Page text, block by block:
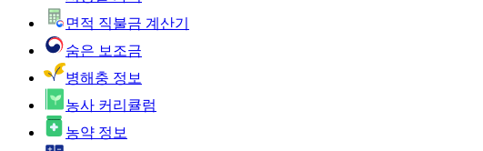
면적 직불금 계산기
숨은 보조금
병해충 정보
농사 커리큘럼
농약 정보